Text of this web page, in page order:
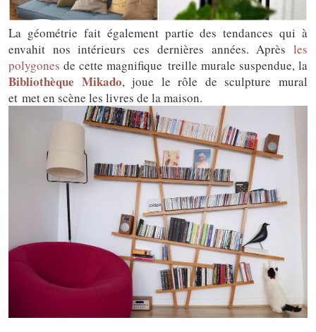
La géométrie fait également partie des tendances qui à
envahit nos intérieurs ces dernières années. Après les
polygonesde cette magnifique treille murale suspendue, la
Bibliothèque Mikado, joue le rôle de sculpture mural
et met en scène les livres de la maison.